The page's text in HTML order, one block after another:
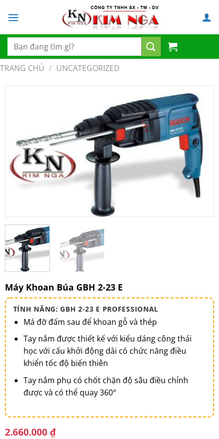
đến
dung
Tìm
kiếm:
TRANG CHỦ / UNCATEGORIZED
Máy Khoan Búa GBH 2-23 E
TÍNH NĂNG: GBH 2-23 E PROFESSIONAL
Má đỡ đấm sau để khoan gỗ và thép
Tay nắm được thiết kế với kiểu dáng công thái
học với cấu khởi động dài có chức năng điều
khiển tốc độ biến thiên
Tay nắm phụ có chốt chặn độ sâu điều chỉnh
được và có thể quay 360°
2.660.000₫